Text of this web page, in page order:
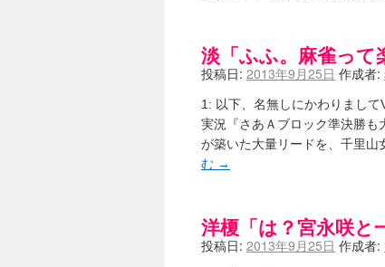
淡「ふふ。麻雀っ
投稿日: 2013年9月25日 作成者:
1: 以下、名無しにかわりまし
実況『さあＡブロック準決勝
が築いた大量リードを、千里
む →
洋榎「は？宮永咲と
投稿日: 2013年9月25日 作成者: